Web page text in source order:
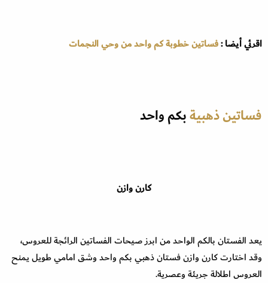
اقرئي أيضا :فساتين خطوبة كم واحد من وحي النجمات
فساتين ذهبيةبكم واحد
كارن وازن
يعد الفستان بالكم الواحد من ابرز صيحات الفساتين الرائجة للعروس،
وقد اختارت كارن وازن فستان ذهبي بكم واحد وشق امامي طويل يمنح
العروس اطلالة جريئة وعصرية.